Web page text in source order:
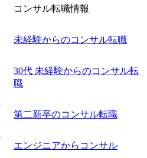
コンサル転職情報
未経験からのコンサル転職
30代 未経験からのコンサル転
職
第二新卒のコンサル転職
エンジニアからコンサル